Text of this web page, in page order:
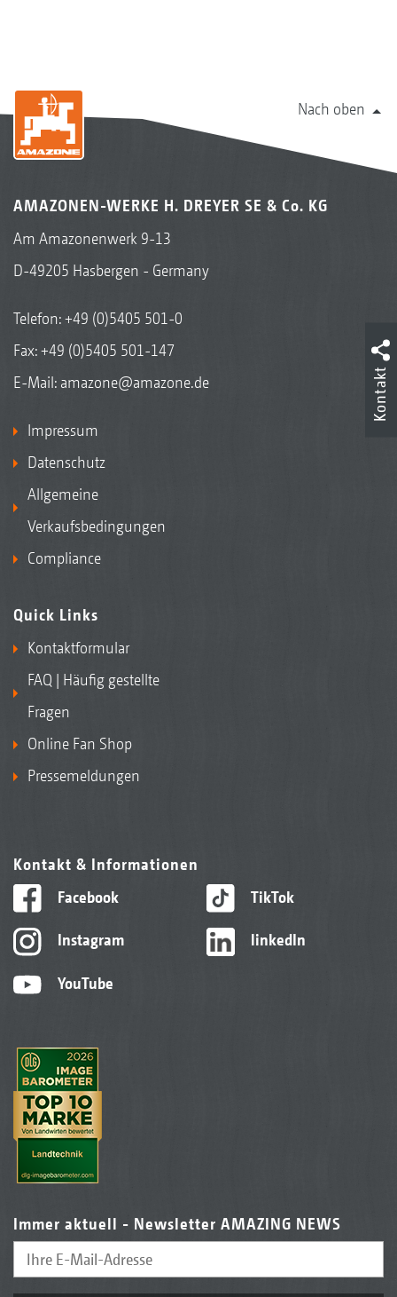
Nach oben
AMAZONEN-WERKE H. DREYER SE & Co. KG
Am Amazonenwerk 9-13
D-49205 Hasbergen - Germany
Telefon:+49 (0)5405 501-0
Fax: +49 (0)5405 501-147
E-Mail: amazone@amazone.de
Impressum
Datenschutz
Allgemeine
Verkaufsbedingungen
Compliance
Quick Links
Kontaktformular
FAQ | Häufig gestellte
Fragen
Online Fan Shop
Pressemeldungen
Kontakt & Informationen
Facebook
Instagram
YouTube
TikTok
linkedIn
Immer aktuell - Newsletter AMAZING NEWS
Kontakt